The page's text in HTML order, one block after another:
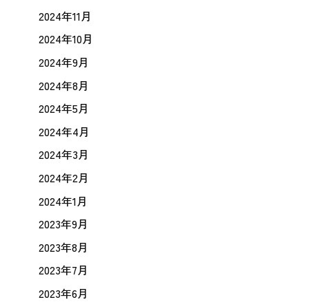
2024年11月
2024年10月
2024年9月
2024年8月
2024年5月
2024年4月
2024年3月
2024年2月
2024年1月
2023年9月
2023年8月
2023年7月
2023年6月